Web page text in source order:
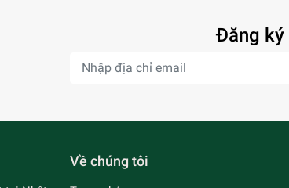
Đăng ký
Về chúng tôi